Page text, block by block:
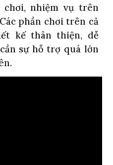
nhiệm vụ trên
phần chơi trên cả
kế thân thiện, dễ
sự hỗ trợ quá lớn